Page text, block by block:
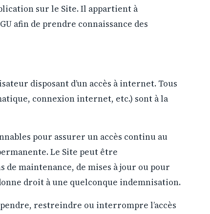
sur le Site. Il appartient à
afin de prendre connaissance des
disposant d’un accès à internet. Tous
connexion internet, etc.) sont à la
pour assurer un accès continu au
Le Site peut être
maintenance, de mises à jour ou pour
droit à une quelconque indemnisation.
restreindre ou interrompre l’accès